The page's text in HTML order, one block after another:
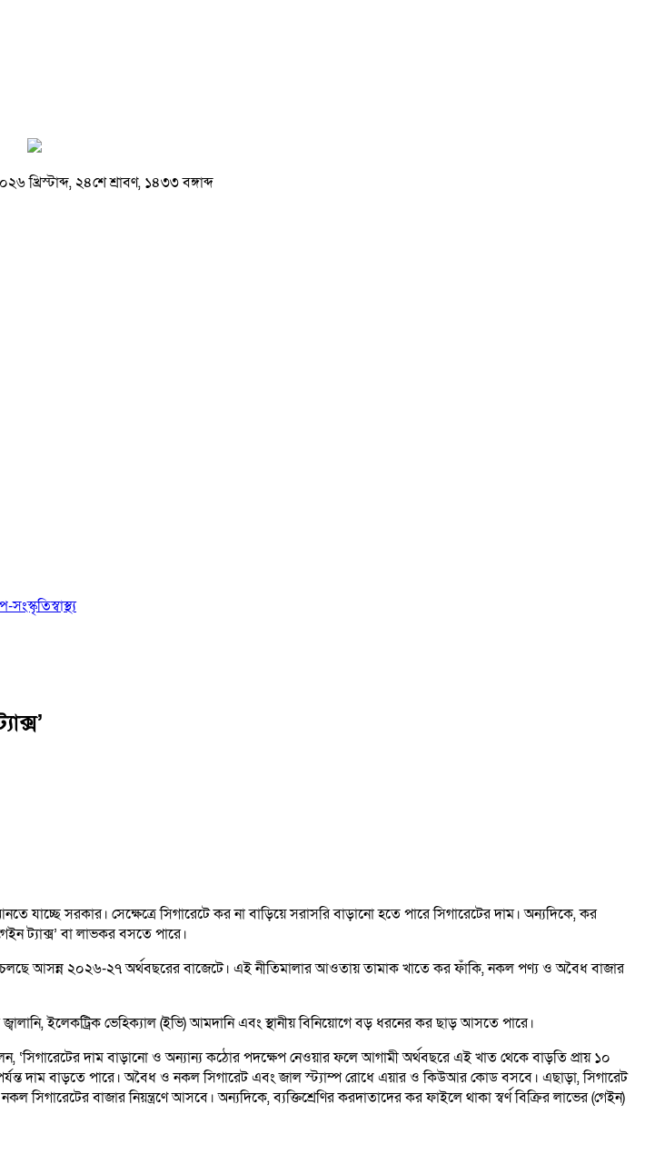
২৪শে শ্রাবণ, ১৪৩৩ বঙ্গাব্দ
সংস্কৃতিস্বাস্থ্য
সরকার। সেক্ষেত্রে সিগারেটে কর না বাড়িয়ে সরাসরি বাড়ানো হতে পারে সিগারেটের দাম। অন্যদিকে, কর
ট্যাক্স’ বা লাভকর বসতে পারে।
চলছে আসন্ন ২০২৬-২৭ অর্থবছরের বাজেটে। এই নীতিমালার আওতায় তামাক খাতে কর ফাঁকি, নকল পণ্য ও অবৈধ বাজার
ইলেকট্রিক ভেহিক্যাল (ইভি) আমদানি এবং স্থানীয় বিনিয়োগে বড় ধরনের কর ছাড় আসতে পারে।
‘সিগারেটের দাম বাড়ানো ও অন্যান্য কঠোর পদক্ষেপ নেওয়ার ফলে আগামী অর্থবছরে এই খাত থেকে বাড়তি প্রায় ১০
দাম বাড়তে পারে। অবৈধ ও নকল সিগারেট এবং জাল স্ট্যাম্প রোধে এয়ার ও কিউআর কোড বসবে। এছাড়া, সিগারেট
বাজার নিয়ন্ত্রণে আসবে। অন্যদিকে, ব্যক্তিশ্রেণির করদাতাদের কর ফাইলে থাকা স্বর্ণ বিক্রির লাভের (গেইন)